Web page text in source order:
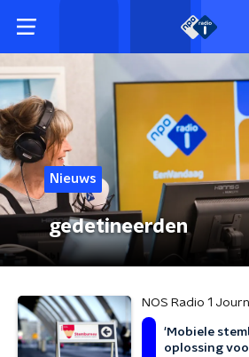
Nieuws
gedetineerden
NOS Radio 1
'Mobiele
oplossing